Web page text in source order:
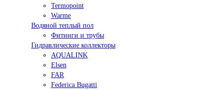
Termopoint
Warme
Водяной теплый пол
Фитинги и трубы
Гидравлические коллекторы
AQUALINK
Elsen
FAR
Federica Bugatti